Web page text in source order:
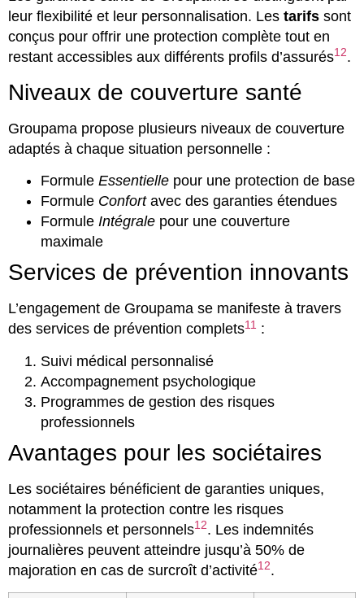
leur flexibilité et leur personnalisation. Les tarifs sont
conçus pour offrir une protection complète tout en
restant accessibles aux différents profils d’assurés12.
Niveaux de couverture santé
Groupama propose plusieurs niveaux de couverture
adaptés à chaque situation personnelle :
Formule Essentielle pour une protection de base
Formule Confortavec des garanties étendues
Formule Intégrale pour une couverture
maximale
Services de prévention innovants
L’engagement de Groupama se manifeste à travers
des services de prévention complets11 :
Suivi médical personnalisé
Accompagnement psychologique
Programmes de gestion des risques
professionnels
Avantages pour les sociétaires
Les sociétaires bénéficient de garanties uniques,
notamment la protection contre les risques
professionnels et personnels12. Les indemnités
journalières peuvent atteindre jusqu’à 50% de
majoration en cas de surcroît d’activité12.